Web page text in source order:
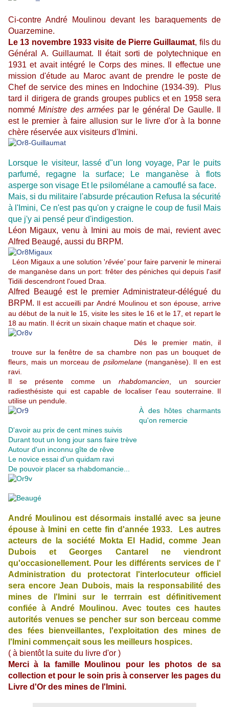
Ci-contre André Moulinou devant les baraquements de
Ouarzemine.
Le 13 novembre 1933 visite de Pierre Guillaumat, fils du
Général A. Guillaumat.
l était sorti de polytechnique en
1931 et avait intégré le Corps des mines.
Il effectue une
mission d'étude au Maroc avant de prendre le poste de
Chef de service des mines en Indochine (1934-39). Plus
tard il dirigera de grands groupes publics et en 1958 sera
nomméMinistre des armées par le général De Gaulle. Il
est le premier à faire allusion sur le livre d'or à la bonne
chère réservée aux visiteurs d'Imini.
Lorsque le visiteur, lassé d"un long voyage, Par le puits
parfumé, regagne la surface; Le manganèse à flots
asperge son visage Et le psilomélane a camouflé sa face.
Mais, si du militaire l'absurde précaution Refusa la sécurité
à l'Imini, Ce n'est pas qu'on y craigne le coup de fusil Mais
que j'y ai pensé peur d'indigestion.
Léon Migaux, venu à Imini au mois de mai, revient avec
Alfred Beaugé, aussi du BRPM.
Léon Migaux a une solution 'rêvée' pour faire parvenir le minerai
de manganèse dans un port: frêter des péniches qui depuis l'asif
Tidili descendront l'oued Draa.
Alfred Beaugé est le premier Administrateur-délégué du
BRPM. Il est accueilli par André Moulinou et son épouse, arrive
au début de la nuit le 15, visite les sites le 16 et le 17, et repart le
18 au matin. Il écrit un sixain chaque matin et chaque soir.
Dés le premier matin, il
trouve sur la fenêtre de sa chambre non pas un bouquet de
fleurs, mais un morceau de psilomelane(manganèse). Il en est
ravi.
Il se présente comme un rhabdomancien , un sourcier
radiesthésiste qui est capable de localiser l'eau souterraine. Il
utilise un pendule.
À des hôtes charmants
qu'on remercie
D'avoir au prix de cent mines suivis
Durant tout un long jour sans faire trève
Autour d'un inconnu gîte de rêve
Le novice essai d'un quidam ravi
De pouvoir placer sa rhabdomancie...
André Moulinou est désormais installé avec sa jeune
épouse à Imini en cette fin d'année 1933. Les autres
acteurs de la société Mokta El Hadid, comme Jean
Dubois et Georges Cantarel ne viendront
qu'occasionellement. Pour les différents services de l'
Administration du protectorat l'interlocuteur officiel
sera encore Jean Dubois, mais la responsabilité des
mines de l'Imini sur le terrrain est définitivement
confiée à André Moulinou. Avec toutes ces hautes
autorités venues se pencher sur son berceau comme
des fées bienveillantes, l'exploitation des mines de
l'Imini commençait sous les meilleurs hospices.
( à bientôt la suite du livre d'or )
Merci à la famille Moulinou pour les photos de sa
collection et pour le soin pris à conserver les pages du
Livre d'Or des mines de l'Imini.